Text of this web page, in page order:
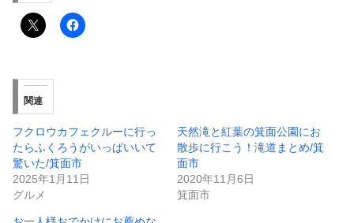
関連
フクロウカフェクルーに行っ
たらふくろうがいっぱいいて
驚いた/箕面市
2025年1月11日
グルメ
天然滝と紅葉の箕面公園にお
散歩に行こう！滝道まとめ/箕
面市
2020年11月6日
箕面市